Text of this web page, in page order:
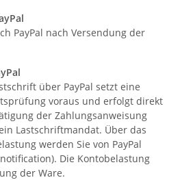
PayPal nach Versendung der
über PayPal setzt eine
voraus und erfolgt direkt
der Zahlungsanweisung
Lastschriftmandat. Über das
werden Sie von PayPal
Die Kontobelastung
der Ware.